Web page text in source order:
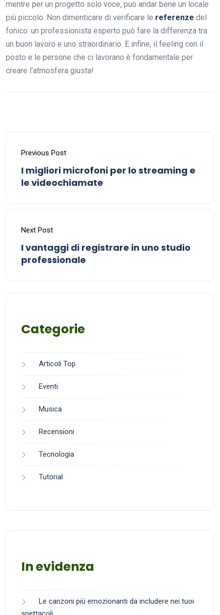
mentre per un progetto solo voce, può andar bene un locale
più piccolo. Non dimenticare di verificare le referenze del
fonico: un professionista esperto può fare la differenza tra
un buon lavoro e uno straordinario. E infine, il feeling con il
posto e le persone che ci lavorano è fondamentale per
creare l’atmosfera giusta!
Previous Post
I migliori microfoni per lo streaming e
le videochiamate
Next Post
I vantaggi di registrare in uno studio
professionale
Categorie
Articoli Top
Eventi
Musica
Recensioni
Tecnologia
Tutorial
In evidenza
Le canzoni più emozionanti da includere nei tuoi